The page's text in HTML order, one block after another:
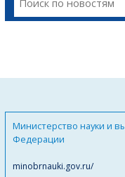
Министерство науки и
Федерации
minobrnauki.gov.ru/